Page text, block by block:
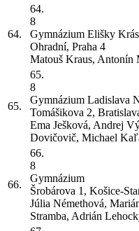
64.
64.
8
Gymnázium Elišky
Ohradní, Praha 4
Matouš Kraus, Antonín
65.
65.
8
Gymnázium Ladislava
Tomášikova 2,
Ema Ješková, Andrej
Dovičovič, Michael
66.
66.
8
Gymnázium
Šrobárova 1, Košice-
Júlia Némethová,
Stramba, Adrián